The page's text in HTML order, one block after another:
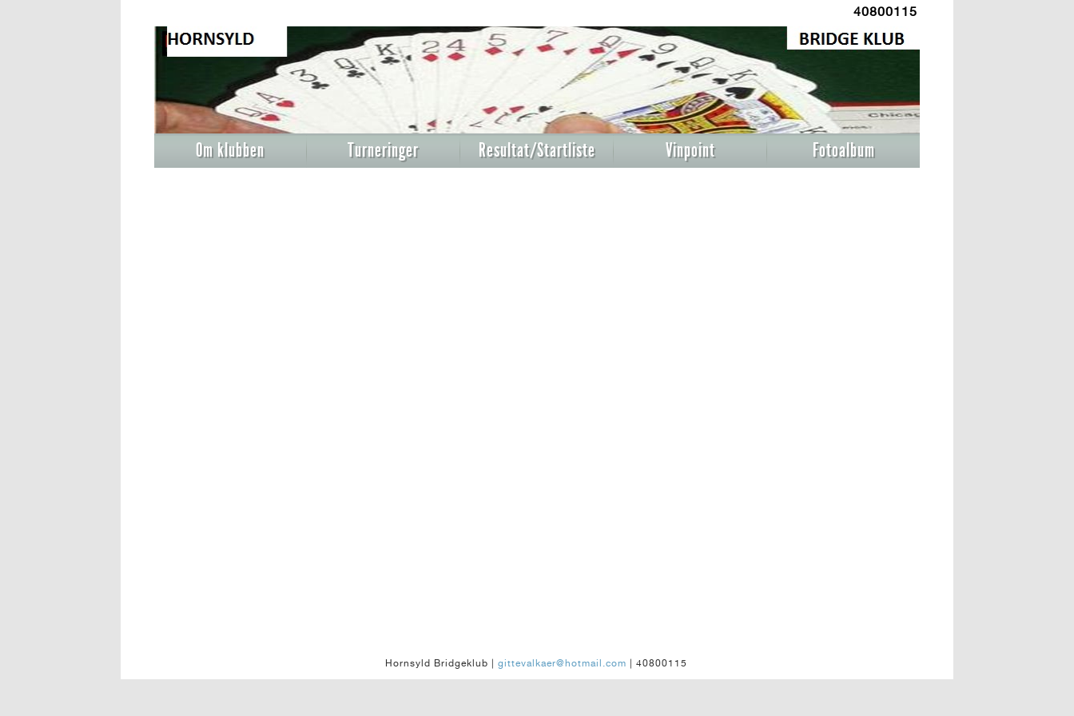
40800115
Om klubben Turneringer Resultat/Startliste Vinpoint Fotoalbum
Hornsyld Bridgeklub | gittevalkaer@hotmail.com | 40800115